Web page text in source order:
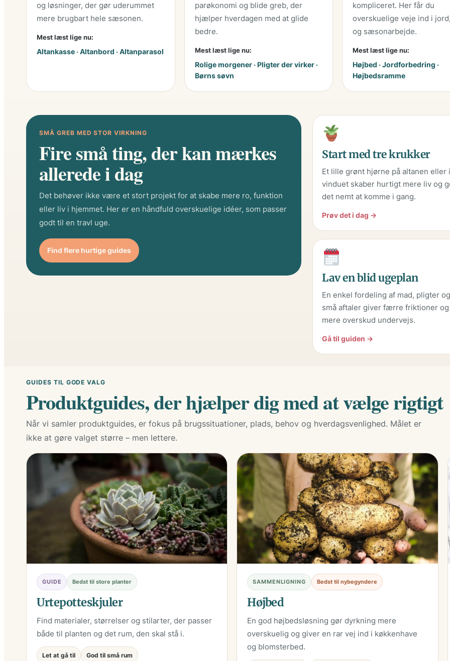
og løsninger, der gør uderummet
mere brugbart hele sæsonen.
Mest læst lige nu:
Altankasse · Altanbord · Altanparasol
parøkonomi og blide greb, der
hjælper hverdagen med at glide
bedre.
Mest læst lige nu:
Rolige morgener · Pligter der virker ·
Børns søvn
kompliceret. Her får du
overskuelige veje ind i
og sæsonarbejde.
Mest læst lige nu:
Højbed · Jordforbedring ·
Højbedsramme
SMÅ GREB MED STOR VIRKNING
Fire små ting, der kan mærkes
allerede i dag
Det behøver ikke være et stort projekt for at skabe mere ro, funktion
eller liv i hjemmet. Her er en håndfuld overskuelige idéer, som passer
godt til en travl uge.
Find flere hurtige guides
Start med tre krukker
Et lille grønt hjørne på altanen eller i
vinduet skaber hurtigt mere liv og
det nemt at komme i gang.
Prøv det i dag →
Lav en blid ugeplan
En enkel fordeling af mad, pligter og
små aftaler giver færre friktioner og
mere overskud undervejs.
Gå til guiden →
GUIDES TIL GODE VALG
Produktguides, der hjælper dig med at vælge rigtigt
Når vi samler produktguides, er fokus på brugssituationer, plads, behov og hverdagsvenlighed. Målet er
ikke at gøre valget større – men lettere.
GUIDE Bedst til store planter
Urtepotteskjuler
Find materialer, størrelser og stilarter, der passer
både til planten og det rum, den skal stå i.
Let at gå til God til små rum
SAMMENLIGNING Bedst til nybegyndere
Højbed
En god højbedsløsning gør dyrkning mere
overskuelig og giver en rar vej ind i køkkenhave
og blomsterbed.